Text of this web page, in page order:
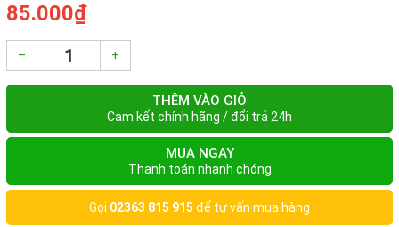
85.000₫
– +
THÊM VÀO GIỎ
Cam kết chính hãng / đổi trả 24h
MUA NGAY
Thanh toán nhanh chóng
Gọi 02363 815 915 để tư vấn mua hàng